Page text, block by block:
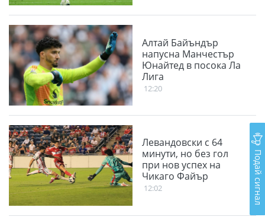
Алтай Байъндър
напусна Манчестър
Юнайтед в посока Ла
Лига
12:20
Левандовски с 64
минути, но без гол
при нов успех на
Чикаго Файър
12:02 Подай сигнал